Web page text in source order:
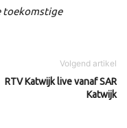
toekomstige
Volgend artikel
RTV Katwijk live vanaf SAR
Katwijk